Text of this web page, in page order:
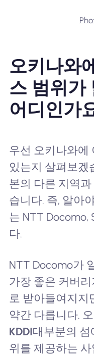
오키나와
스 범위가
어디인가
우선 오키나와에
있는지 살펴보겠
본의 다른 지역
습니다. 즉, 알아
는 NTT Docomo,
다.
NTT Docomo가
가장 좋은 커버
로 받아들여지지
약간 다릅니다.
KDDI대부분의 섬
위를 제공하는